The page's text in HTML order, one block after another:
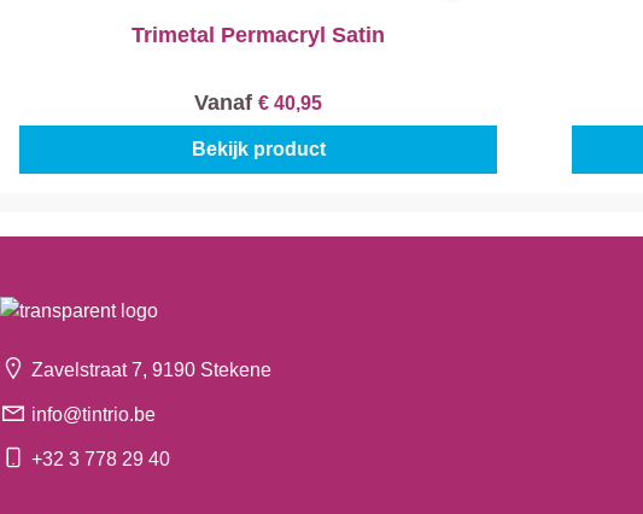
Trimetal Permacryl Satin
Vanaf € 40,95
Bekijk product
Zavelstraat 7, 9190 Stekene
info@tintrio.be
+32 3 778 29 40